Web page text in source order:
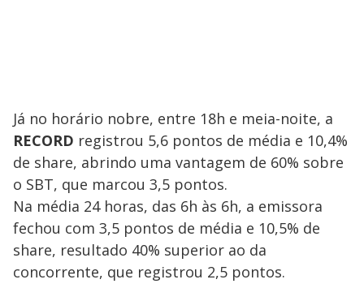
Já no horário nobre, entre 18h e meia-noite, a
RECORD registrou 5,6 pontos de média e 10,4%
de share, abrindo uma vantagem de 60% sobre
o SBT, que marcou 3,5 pontos.
Na média 24 horas, das 6h às 6h, a emissora
fechou com 3,5 pontos de média e 10,5% de
share, resultado 40% superior ao da
concorrente, que registrou 2,5 pontos.